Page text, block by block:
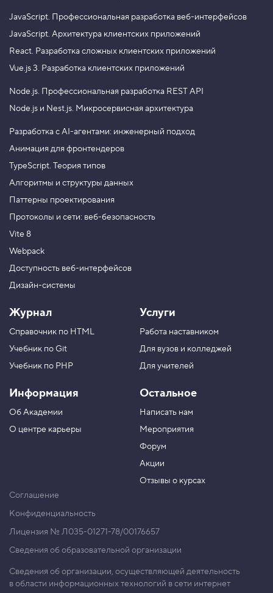
JavaScript. Профессиональная разработка веб-интерфейсов
JavaScript. Архитектура клиентских приложений
React. Разработка сложных клиентских приложений
Vue.js 3. Разработка клиентских приложений
Node.js. Профессиональная разработка REST API
Node.js и Nest.js. Микросервисная архитектура
Разработка с AI-агентами: инженерный подход
Анимация для фронтендеров
TypeScript. Теория типов
Алгоритмы и структуры данных
Паттерны проектирования
Протоколы и сети: веб-безопасность
Vite 8
Webpack
Доступность веб-интерфейсов
Дизайн-системы
Журнал
Справочник по HTML
Учебник по Git
Учебник по PHP
Информация
Об Академии
О центре карьеры
Услуги
Работа наставником
Для вузов и колледжей
Для учителей
Остальное
Написать нам
Мероприятия
Форум
Акции
Отзывы о курсах
Соглашение
Конфиденциальность
Лицензия № Л035-01271-78/00176657
Сведения об образовательной организации
Сведения об организации, осуществляющей деятельность
в области информационных технологий в сети интернет